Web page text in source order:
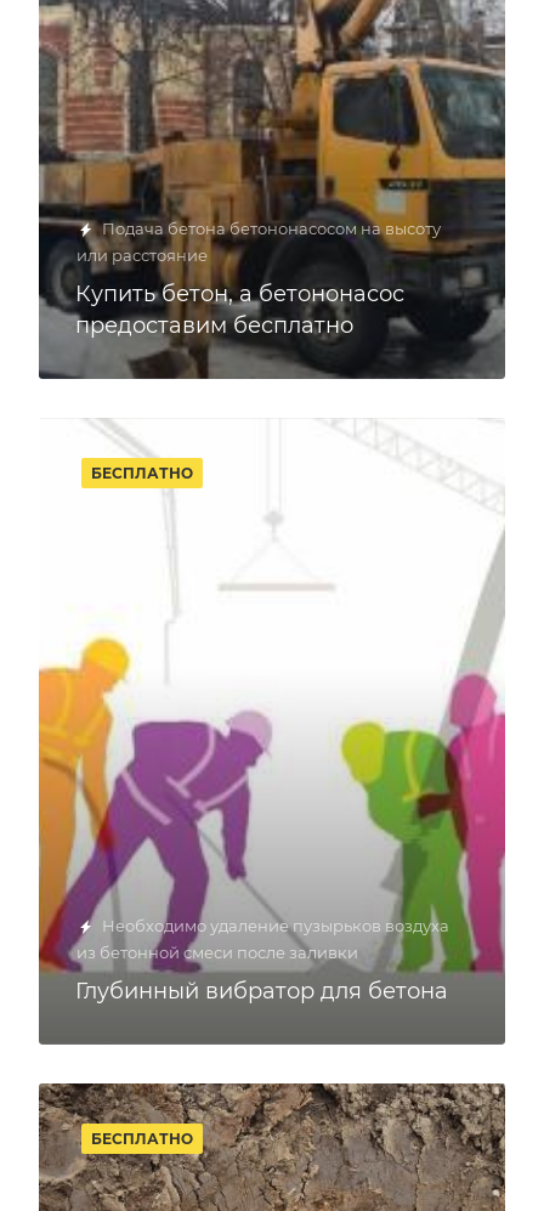
Подача бетона бетононасосом на высоту
или расстояние
Купить бетон, а бетононасос
предоставим бесплатно
Необходимо удаление пузырьков воздуха
из бетонной смеси после заливки
Глубинный вибратор для бетона
БЕСПЛАТНО
БЕСПЛАТНО